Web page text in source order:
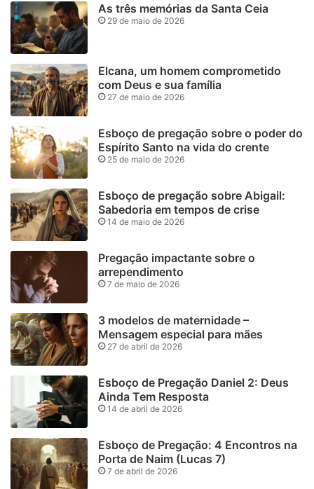
As três memórias da Santa Ceia
29 de maio de 2026
Elcana, um homem comprometido
com Deus e sua família
27 de maio de 2026
Esboço de pregação sobre o poder do
Espírito Santo na vida do crente
25 de maio de 2026
Esboço de pregação sobre Abigail:
Sabedoria em tempos de crise
14 de maio de 2026
Pregação impactante sobre o
arrependimento
7 de maio de 2026
3 modelos de maternidade –
Mensagem especial para mães
27 de abril de 2026
Esboço de Pregação Daniel 2: Deus
Ainda Tem Resposta
14 de abril de 2026
Esboço de Pregação: 4 Encontros na
Porta de Naim (Lucas 7)
7 de abril de 2026